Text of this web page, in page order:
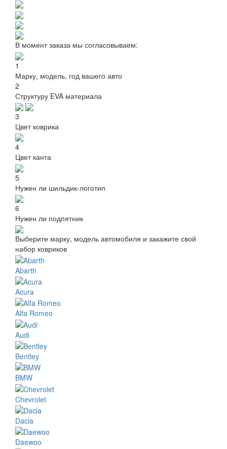
В момент заказа мы согласовываем:
1
Марку, модель, год вашего авто
2
Структуру EVA материала
3
Цвет коврика
4
Цвет канта
5
Нужен ли шильдик-логотип
6
Нужен ли подпятник
Выберите марку, модель автомобиля и закажите свой
набор ковриков
Abarth
Acura
Alfa Romeo
Audi
Bentley
BMW
Chevrolet
Dacia
Daewoo